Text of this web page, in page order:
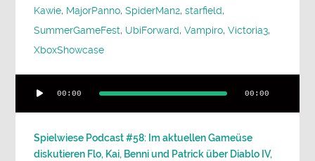
Kawie, MajorPanno,SpiderMan2,starfield,
SummerGameFest, UbiForward,Vampiro,Victoria3,
XboxShowcase
Player
00:00 00:00
Spielwiese Podcast #58: Im aktuellen Gameüse
diskutieren Flo, Kai, Benni und Patrick über Diablo IV,